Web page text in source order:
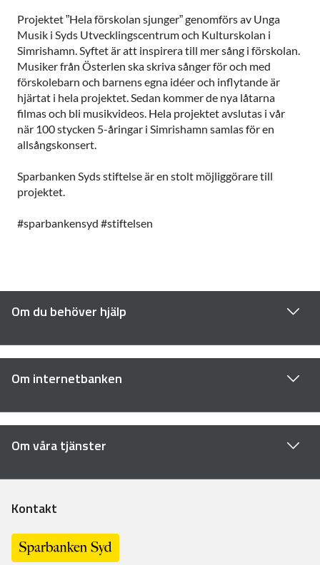
Projektet ”Hela förskolan sjunger” genomförs av Unga
Musik i Syds Utvecklingscentrum och Kulturskolan i
Simrishamn. Syftet är att inspirera till mer sång i förskolan.
Musiker från Österlen ska skriva sånger för och med
förskolebarn och barnens egna idéer och inflytande är
hjärtat i hela projektet. Sedan kommer de nya låtarna
filmas och bli musikvideos. Hela projektet avslutas i vår
när 100 stycken 5-åringar i Simrishamn samlas för en
allsångskonsert.
Sparbanken Syds stiftelse är en stolt möjliggörare till
projektet.
#sparbankensyd #stiftelsen
Om du behöver hjälp
Om internetbanken
Om våra tjänster
Kontakt